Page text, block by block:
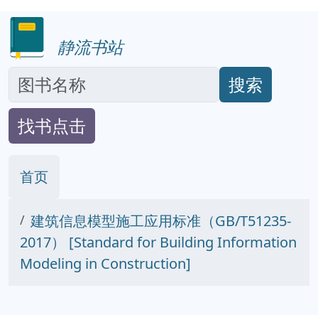
静流书站
搜索
找书点击
首页
建筑信息模型施工应用标准（GB/T51235-
2017） [Standard for Building Information
Modeling in Construction]